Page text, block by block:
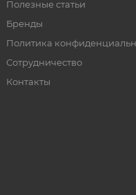
Полезные статьи
Бренды
Политика
Сотрудничество
Контакты